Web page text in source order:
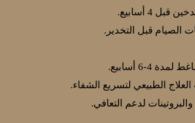
4 أسابيع.
الصيام قبل التخدير.
4-6 أسابيع.
الطبيعي لتسريع الشفاء.
لدعم التعافي.